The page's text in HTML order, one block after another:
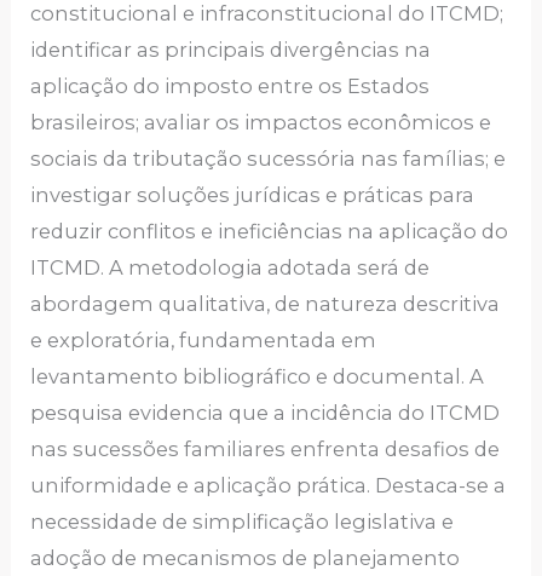
constitucional e infraconstitucional do ITCMD;
identificar as principais divergências na
aplicação do imposto entre os Estados
brasileiros; avaliar os impactos econômicos e
sociais da tributação sucessória nas famílias; e
investigar soluções jurídicas e práticas para
reduzir conflitos e ineficiências na aplicação do
ITCMD. A metodologia adotada será de
abordagem qualitativa, de natureza descritiva
e exploratória, fundamentada em
levantamento bibliográfico e documental. A
pesquisa evidencia que a incidência do ITCMD
nas sucessões familiares enfrenta desafios de
uniformidade e aplicação prática. Destaca-se a
necessidade de simplificação legislativa e
adoção de mecanismos de planejamento